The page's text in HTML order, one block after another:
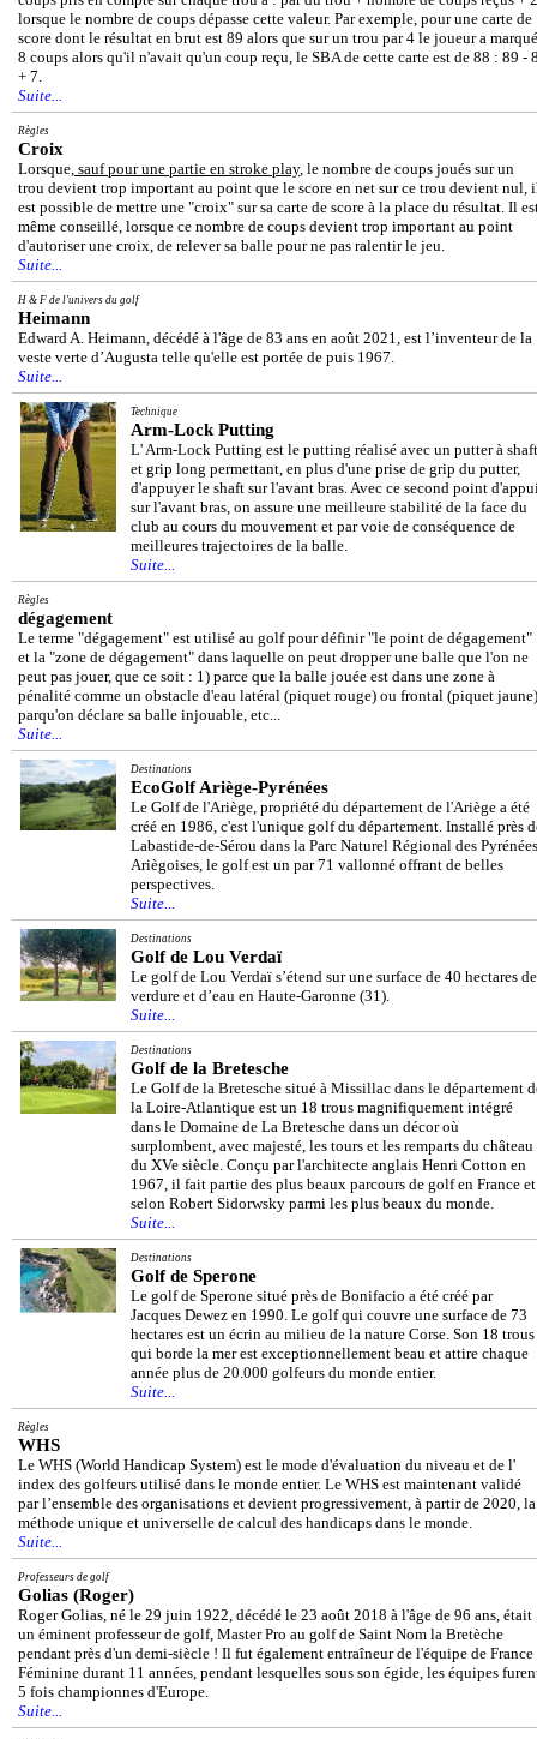
lorsque le nombre de coups dépasse cette valeur. Par exemple, pour une carte de
score dont le résultat en brut est 89 alors que sur un trou par 4 le joueur a marqué
8 coups alors qu'il n'avait qu'un coup reçu, le SBA de cette carte est de 88 : 89 -
+ 7.
Suite...
Règles
Croix
Lorsque, sauf pour une partie en stroke play, le nombre de coups joués sur un
trou devient trop important au point que le score en net sur ce trou devient nul,
est possible de mettre une "croix" sur sa carte de score à la place du résultat. Il
même conseillé, lorsque ce nombre de coups devient trop important au point
d'autoriser une croix, de relever sa balle pour ne pas ralentir le jeu.
Suite...
H & F de l'univers du golf
Heimann
Edward A. Heimann, décédé à l'âge de 83 ans en août 2021, est l’inventeur de la
veste verte d’Augusta telle qu'elle est portée de puis 1967.
Suite...
Technique
Arm-Lock Putting
L' Arm-Lock Putting est le putting réalisé avec un putter à shaft
et grip long permettant, en plus d'une prise de grip du putter,
d'appuyer le shaft sur l'avant bras. Avec ce second point
sur l'avant bras, on assure une meilleure stabilité de la face du
club au cours du mouvement et par voie de conséquence de
meilleures trajectoires de la balle.
Suite...
Règles
dégagement
Le terme "dégagement" est utilisé au golf pour définir "le point de dégagement"
et la "zone de dégagement" dans laquelle on peut dropper une balle que l'on ne
peut pas jouer, que ce soit : 1) parce que la balle jouée est dans une zone à
pénalité comme un obstacle d'eau latéral (piquet rouge) ou frontal (piquet
parqu'on déclare sa balle injouable, etc...
Suite...
Destinations
EcoGolf Ariège-Pyrénées
Le Golf de l'Ariège, propriété du département de l'Ariège a été
créé en 1986, c'est l'unique golf du département. Installé près
Labastide-de-Sérou dans la Parc Naturel Régional des Pyrénées
Ariègoises, le golf est un par 71 vallonné offrant de belles
perspectives.
Suite...
Destinations
Golf de Lou Verdaï
Le golf de Lou Verdaï s’étend sur une surface de 40 hectares de
verdure et d’eau en Haute-Garonne (31).
Suite...
Destinations
Golf de la Bretesche
Le Golf de la Bretesche situé à Missillac dans le département
la Loire-Atlantique est un 18 trous magnifiquement intégré
dans le Domaine de La Bretesche dans un décor où
surplombent, avec majesté, les tours et les remparts du château
du XVe siècle. Conçu par l'architecte anglais Henri Cotton en
1967, il fait partie des plus beaux parcours de golf en France et
selon Robert Sidorwsky parmi les plus beaux du monde.
Suite...
Destinations
Golf de Sperone
Le golf de Sperone situé près de Bonifacio a été créé par
Jacques Dewez en 1990. Le golf qui couvre une surface de 73
hectares est un écrin au milieu de la nature Corse. Son 18 trous
qui borde la mer est exceptionnellement beau et attire chaque
année plus de 20.000 golfeurs du monde entier.
Suite...
Règles
WHS
Le WHS (World Handicap System) est le mode d'évaluation du niveau et de l'
index des golfeurs utilisé dans le monde entier. Le WHS est maintenant validé
par l’ensemble des organisations et devient progressivement, à partir de 2020, la
méthode unique et universelle de calcul des handicaps dans le monde.
Suite...
Professeurs de golf
Golias (Roger)
Roger Golias, né le 29 juin 1922, décédé le 23 août 2018 à l'âge de 96 ans, était
un éminent professeur de golf, Master Pro au golf de Saint Nom la Bretèche
pendant près d'un demi-siècle ! Il fut également entraîneur de l'équipe de France
Féminine durant 11 années, pendant lesquelles sous son égide, les équipes
5 fois championnes d'Europe.
Suite...